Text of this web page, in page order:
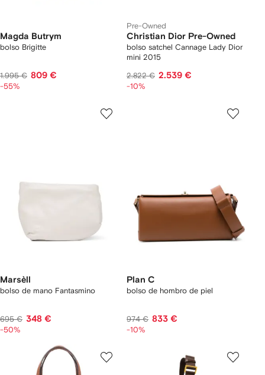
Magda Butrym
bolso Brigitte
1.995 € 809 €
-55%
Pre-Owned
Christian Dior Pre-Owned
bolso satchel Cannage Lady Dior
mini 2015
2.822 € 2.539 €
-10%
Marsèll
bolso de mano Fantasmino
695 € 348 €
-50%
Plan C
bolso de hombro de piel
974 € 833 €
-10%